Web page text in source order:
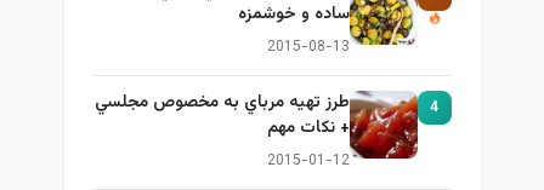
ساده و خوشمزه
2015-08-13
4
طرز تهيه مرباي به مخصوص مجلسي
+ نكات مهم
2015-01-12